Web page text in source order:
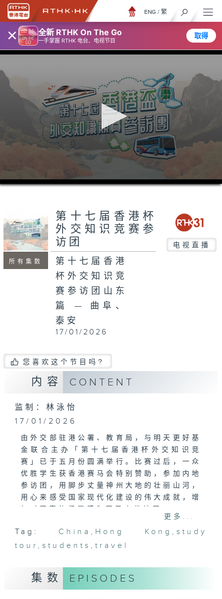
× 全新 RTHK On The Go
一手掌握 RTHK 电台、电视节目
取得
ENG / 繁
0
seconds
seconds
所有集数
第十七届香港杯
外交知识竞赛参
访团
电视直播
第十七届香港
杯外交知识竞
赛参访团山东
篇 — 曲阜、
泰安
17/01/2026
您喜欢这个节目吗?
内容 CONTENT
监制：林泳怡
17/01/2026
由外交部驻港公署、教育局，与明天更好基
金联合主办「第十七届香港杯外交知识竞
赛」已于五月份圆满举行。比赛过后，一众
优胜学生获香港赛马会特别赞助，参加内地
参访团，用脚步丈量神州大地的壮丽山河，
用心来感受国家现代化建设的伟大成就，增
参加「第十七届香港杯外交知识竞赛参访
团」的学生分别不同的中学。参访团分别到
等地，亦会参观景点，如故宫博物院、钓鱼
台、中国甲午战争博物馆、总体国家安全观
更多...
Tag: China , Hong Kong , study
tour ,students ,travel
集数 EPISODES